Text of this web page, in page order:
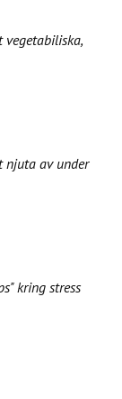
njuta av under
kring stress